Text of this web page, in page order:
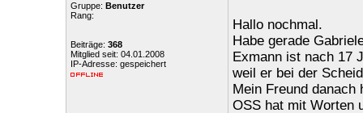
Gruppe: Benutzer
Rang:
Beiträge: 368
Mitglied seit: 04.01.2008
IP-Adresse: gespeichert
Hallo nochmal.
Habe gerade
Exmann ist nach 17
weil er bei der
Mein Freund
OSS hat mit Worten